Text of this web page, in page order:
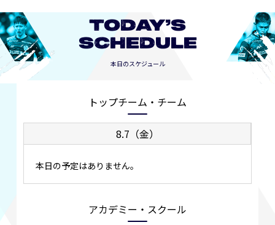
TODAY’S
SCHEDULE
本日のスケジュール
トップチーム・チーム
8.7（金）
本日の予定はありません。
アカデミー・スクール